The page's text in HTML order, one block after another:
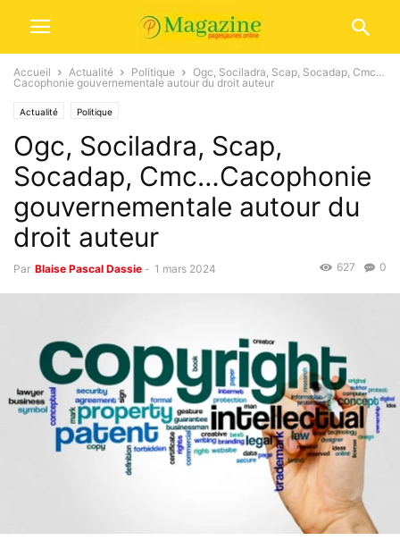
Accueil Actualité Politique
Ogc, Sociladra, Scap, Socadap, Cmc…
Cacophonie gouvernementale autour du droit auteur
Actualité Politique
Ogc, Sociladra, Scap,
Socadap, Cmc…Cacophonie
gouvernementale autour du
droit auteur
Par Blaise Pascal Dassie - 1 mars 2024 0
627